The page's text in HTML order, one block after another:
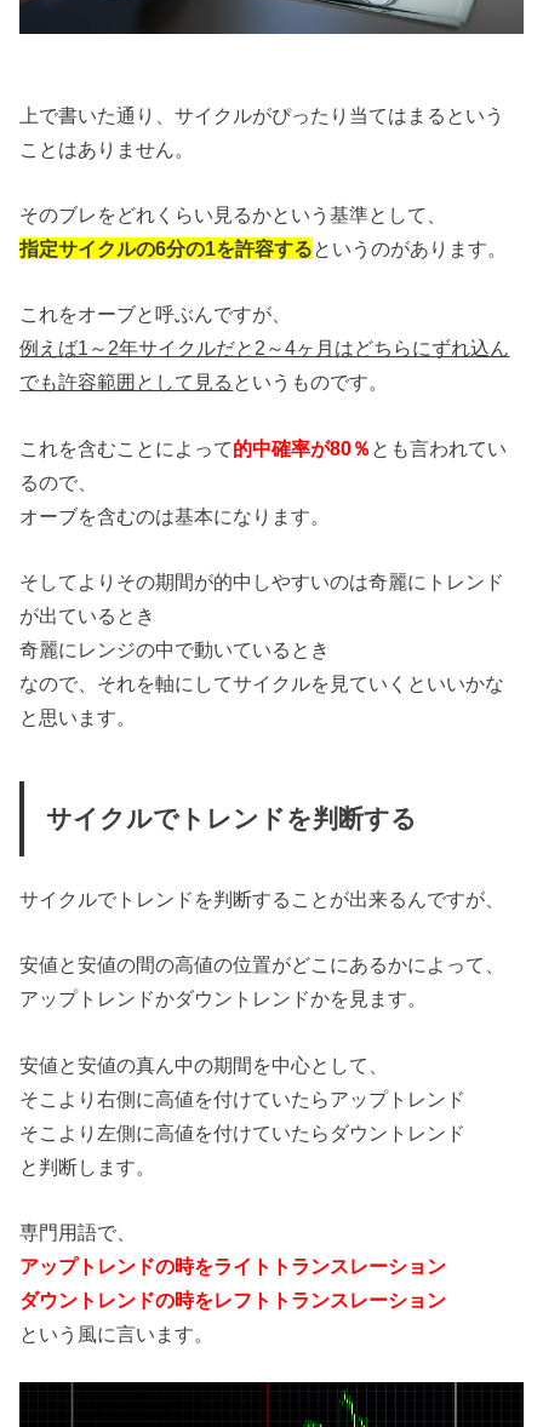
上で書いた通り、サイクルがぴったり当てはまるという
ことはありません。
そのブレをどれくらい見るかという基準として、
指定サイクルの6分の1を許容するというのがあります。
これをオーブと呼ぶんですが、
例えば1～2年サイクルだと2～4ヶ月はどちらにずれ込ん
でも許容範囲として見る というものです。
これを含むことによって的中確率が80％ とも言われてい
るので、
オーブを含むのは基本になります。
そしてよりその期間が的中しやすいのは奇麗にトレンド
が出ているとき
奇麗にレンジの中で動いているとき
なので、それを軸にしてサイクルを見ていくといいかな
と思います。
サイクルでトレンドを判断する
サイクルでトレンドを判断することが出来るんですが、
安値と安値の間の高値の位置がどこにあるかによって、
アップトレンドかダウントレンドかを見ます。
安値と安値の真ん中の期間を中心として、
そこより右側に高値を付けていたらアップトレンド
そこより左側に高値を付けていたらダウントレンド
と判断します。
専門用語で、
アップトレンドの時をライトトランスレーション
ダウントレンドの時をレフトトランスレーション
という風に言います。